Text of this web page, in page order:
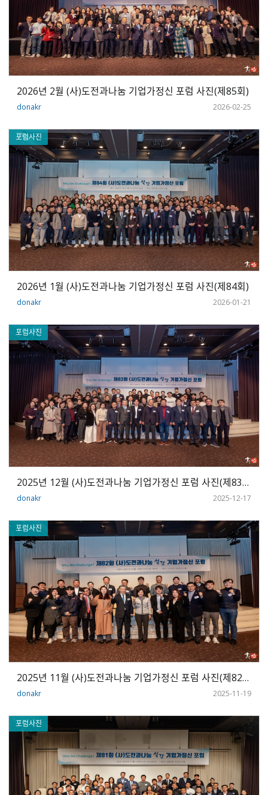
2026년 2월 (사)도전과나눔 기업가정신 포럼 사진(제85회)
donakr 2026-02-25
포럼사진
2026년 1월 (사)도전과나눔 기업가정신 포럼 사진(제84회)
donakr 2026-01-21
포럼사진
2025년 12월 (사)도전과나눔 기업가정신 포럼 사진(제83회)
donakr 2025-12-17
포럼사진
2025년 11월 (사)도전과나눔 기업가정신 포럼 사진(제82회)
donakr 2025-11-19
포럼사진